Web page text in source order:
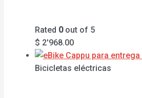
Rated 0out of 5
$ 2'968.00
Bicicletas eléctricas